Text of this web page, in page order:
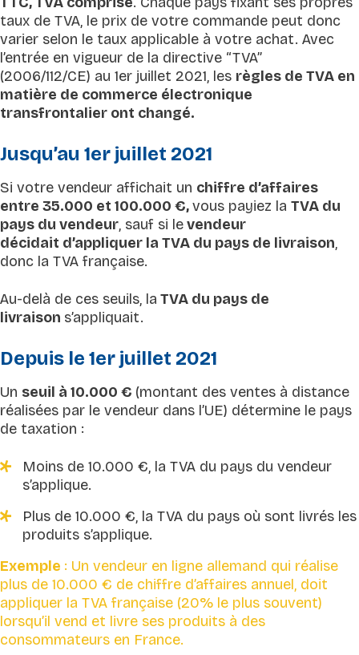
taux de TVA, le prix de votre commande peut donc
varier selon le taux applicable à votre achat. Avec
l’entrée en vigueur de la directive “TVA”
(2006/112/CE) au 1er juillet 2021, les règles de TVA en
matière de commerce électronique
transfrontalier ont changé.
Jusqu’au 1er juillet 2021
Si votre vendeur affichait un chiffre d’affaires
entre 35.000 et 100.000 €,vous payiez la TVA du
pays du vendeur, sauf si levendeur
décidait d’appliquer la TVA du pays de livraison,
donc la TVA française.
Au-delà de ces seuils, la TVA du pays de
livraison s’appliquait.
Depuis le 1er juillet 2021
Un seuil à 10.000 € (montant des ventes à distance
réalisées par le vendeur dans l’UE) détermine le pays
de taxation :
Moins de 10.000 €, la TVA du pays du vendeur
s’applique.
Plus de 10.000 €, la TVA du pays où sont livrés les
produits s’applique.
Exemple : Un vendeur en ligne allemand qui réalise
plus de 10.000 € de chiffre d’affaires annuel, doit
appliquer la TVA française (20% le plus souvent)
lorsqu’il vend et livre ses produits à des
consommateurs en France.